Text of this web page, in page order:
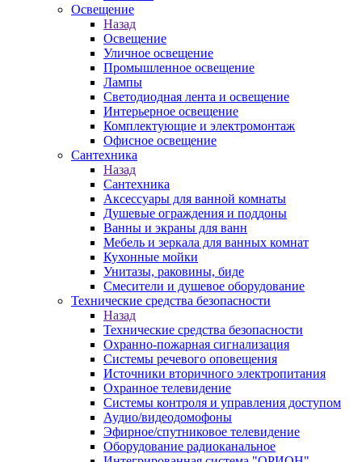
Освещение
Назад
Освещение
Уличное освещение
Промышленное освещение
Лампы
Светодиодная лента и освещение
Интерьерное освещение
Комплектующие и электромонтаж
Офисное освещение
Сантехника
Назад
Сантехника
Аксессуары для ванной комнаты
Душевые ограждения и поддоны
Ванны и экраны для ванн
Мебель и зеркала для ванных комнат
Кухонные мойки
Унитазы, раковины, биде
Смесители и душевое оборудование
Технические средства безопасности
Назад
Технические средства безопасности
Охранно-пожарная сигнализация
Системы речевого оповещения
Источники вторичного электропитания
Охранное телевидение
Системы контроля и управления доступом
Аудио/видеодомофоны
Эфирное/спутниковое телевидение
Оборудование радиоканальное